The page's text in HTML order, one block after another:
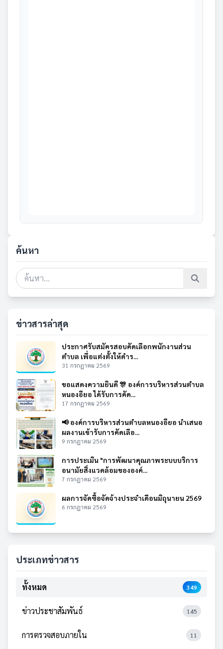
ค้นหา
ข่าวสารล่าสุด
ประกาศรับสมัครสอบคัดเลือกพนักงานส่วน
ตำบล เพื่อแต่งตั้งให้ดำร...
31 กรกฎาคม 2569
ขอแสดงความยินดี 🎊 องค์การบริหารส่วนตำบล
หนองอียอ ได้รับการคัด...
17 กรกฎาคม 2569
📢 องค์การบริหารส่วนตำบลหนองอียอ นำเสนอ
ผลงานเข้ารับการคัดเลือ...
9 กรกฎาคม 2569
การประเมิน "การพัฒนาคุณภาพระบบบริการ
อนามัยสิ่งแวดล้อมขององค์...
7 กรกฎาคม 2569
ผลการจัดซื้อจัดจ้างประจำเดือนมิถุนายน 2569
6 กรกฎาคม 2569
ประเภทข่าวสาร
ทั้งหมด 349
ข่าวประชาสัมพันธ์ 145
การตรวจสอบภายใน 11